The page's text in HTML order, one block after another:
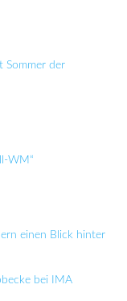
Sommer der
WM“
einen Blick hinter
bei IMA